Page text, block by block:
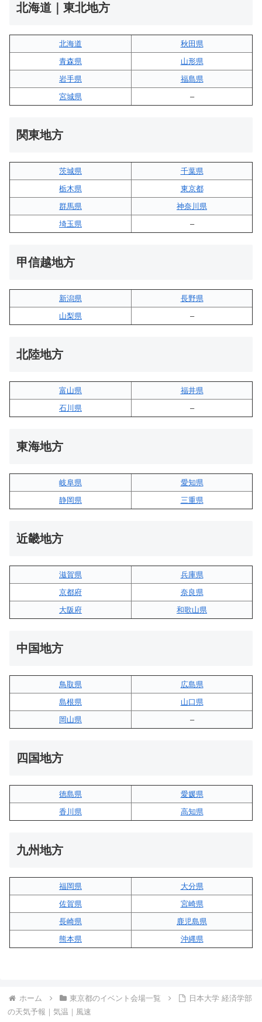
北海道｜東北地方
北海道
秋田県
青森県
山形県
岩手県
福島県
宮城県
–
関東地方
茨城県
千葉県
栃木県
東京都
群馬県
神奈川県
埼玉県
–
甲信越地方
新潟県
長野県
山梨県
–
北陸地方
富山県
福井県
石川県
–
東海地方
岐阜県
愛知県
静岡県
三重県
近畿地方
滋賀県
兵庫県
京都府
奈良県
大阪府
和歌山県
中国地方
鳥取県
広島県
島根県
山口県
岡山県
–
四国地方
徳島県
愛媛県
香川県
高知県
九州地方
福岡県
大分県
佐賀県
宮崎県
長崎県
鹿児島県
熊本県
沖縄県
ホーム 東京都のイベント会場一覧
日本大学 経済学部
の天気予報｜気温｜風速